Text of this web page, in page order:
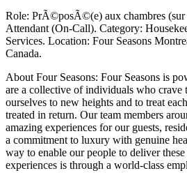
Role: PrÃ©posÃ©(e) aux chambres (sur
Attendant (On-Call). Category:
Services. Location: Four Seasons
Canada.
About Four Seasons: Four Seasons is
are a collective of individuals who crave
ourselves to new heights and to treat
treated in return. Our team members
amazing experiences for our guests,
a commitment to luxury with genuine
way to enable our people to deliver
experiences is through a world-class